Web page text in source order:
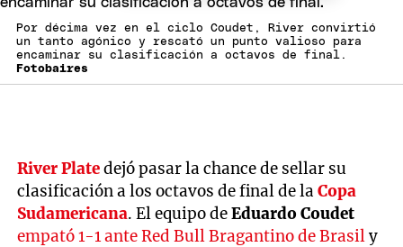
Por décima vez en el ciclo Coudet, River convirtió
un tanto agónico y rescató un punto valioso para
encaminar su clasificación a octavos de final.
Fotobaires
River Platedejó pasar la chance de sellar su
clasificación a los octavos de final de laCopa
Sudamericana. El equipo deEduardo Coudet
empató 1-1 ante Red Bull Bragantino de Brasily